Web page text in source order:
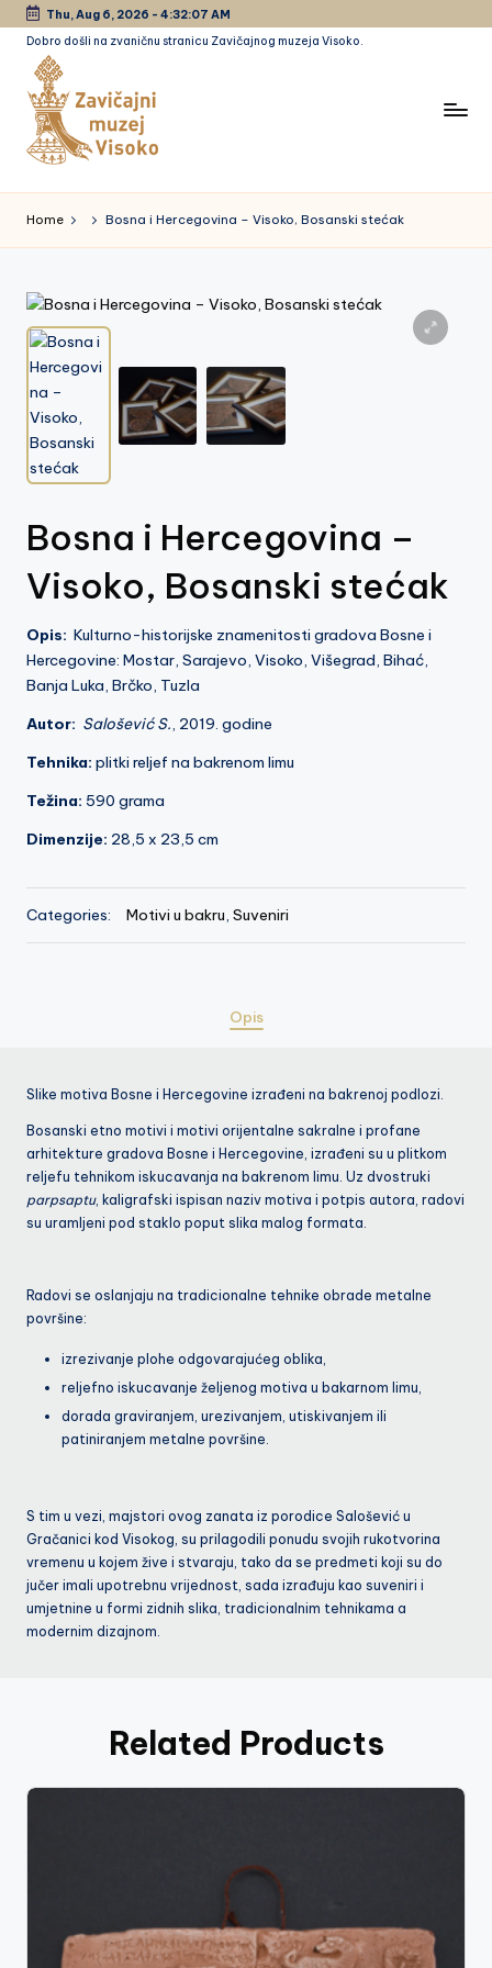
Skip
content
Thu, Aug 6, 2026 - 4:32:08 AM
Dobro došli na zvaničnu stranicu Zavičajnog muzeja Visoko.
a
vi
č
a
jn
i
m
u
e
j
is
o
k
o
Home Bosna i Hercegovina – Visoko, Bosanski stećak
Bosna i Hercegovina –
Visoko, Bosanski stećak
Opis: Kulturno-historijske znamenitosti gradova Bosne i
Hercegovine: Mostar, Sarajevo, Visoko, Višegrad, Bihać,
Banja Luka, Brčko, Tuzla
Autor: Salošević S., 2019. godine
Tehnika: plitki reljef na bakrenom limu
Težina: 590 grama
Dimenzije: 28,5 x 23,5 cm
Categories: Motivi u bakru, Suveniri
Opis
Slike motiva Bosne i Hercegovine izrađeni na bakrenoj podlozi.
Bosanski etno motivi i motivi orijentalne sakralne i profane
arhitekture gradova Bosne i Hercegovine, izrađeni su u plitkom
reljefu tehnikom iskucavanja na bakrenom limu. Uz dvostruki
parpsaptu, kaligrafski ispisan naziv motiva i potpis autora, radovi
su uramljeni pod staklo poput slika malog formata.
Radovi se oslanjaju na tradicionalne tehnike obrade metalne
površine:
izrezivanje plohe odgovarajućeg oblika,
reljefno iskucavanje željenog motiva u bakarnom limu,
dorada graviranjem, urezivanjem, utiskivanjem ili
patiniranjem metalne površine.
S tim u vezi, majstori ovog zanata iz porodice Salošević u
Gračanici kod Visokog, su prilagodili ponudu svojih rukotvorina
vremenu u kojem žive i stvaraju, tako da se predmeti koji su do
jučer imali upotrebnu vrijednost, sada izrađuju kao suveniri i
umjetnine u formi zidnih slika, tradicionalnim tehnikama a
modernim dizajnom.
Related Products